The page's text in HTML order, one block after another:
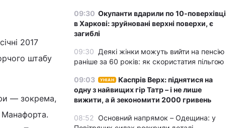
2017
штабу
— зокрема,
Манафорта.
09:30 Окупанти вдарили по 10-поверхівці
в Харкові: зруйновані верхні поверхи, є
загиблі
09:30 Деякі жінки можуть вийти на пенсію
раніше за 60 років: як скористатия пільгою
09:03 УНІАН
Каспрів Верх: піднятися на
одну з найвищих гір Татр – і не лише
вижити, а й зекономити 2000 гривень
08:52 Основний напрямок – Одещина: у